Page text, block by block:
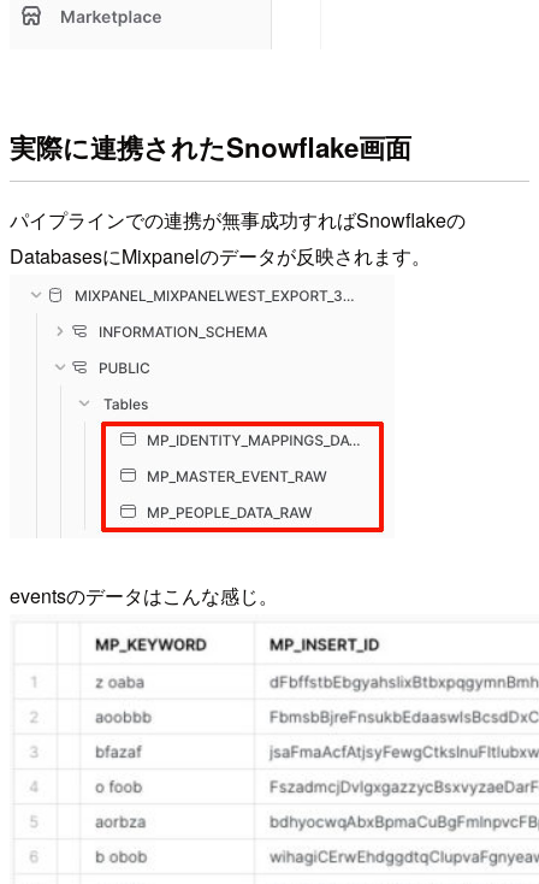
実際に連携されたSnowflake画面
パイプラインでの連携が無事成功すればSnowflakeの
DatabasesにMixpanelのデータが反映されます。
eventsのデータはこんな感じ。